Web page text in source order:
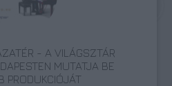
- A VILÁGSZTÁR
MUTATJA BE
PRODUKCIÓJÁT